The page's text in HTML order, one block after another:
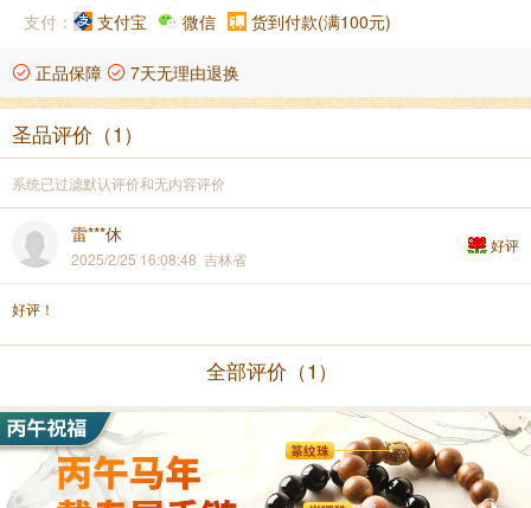
支付：
支付宝 微信 货到付款(满100元)
正品保障 7天无理由退换
圣品评价（1）
系统已过滤默认评价和无内容评价
雷***休
2025/2/25 16:08:48 吉林省
好评
好评！
全部评价（1）